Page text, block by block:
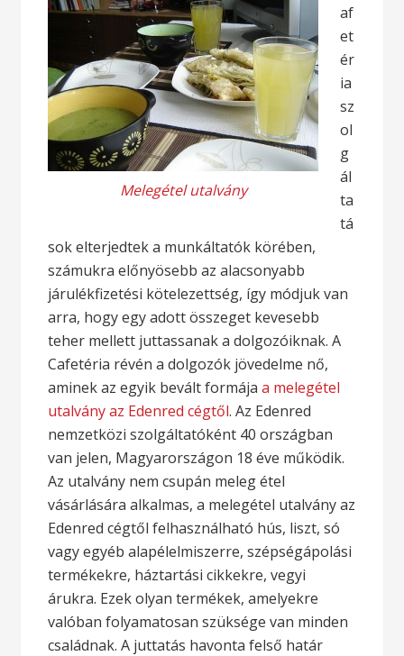
Melegétel utalvány
af
et
ér
ia
sz
ol
g
ál
ta
tá
sok elterjedtek a munkáltatók körében,
számukra előnyösebb az alacsonyabb
járulékfizetési kötelezettség, így módjuk van
arra, hogy egy adott összeget kevesebb
teher mellett juttassanak a dolgozóiknak. A
Cafetéria révén a dolgozók jövedelme nő,
aminek az egyik bevált formájaa melegétel
utalvány az Edenred cégtől. Az Edenred
nemzetközi szolgáltatóként 40 országban
van jelen, Magyarországon 18 éve működik.
Az utalvány nem csupán meleg étel
vásárlására alkalmas, a melegétel utalvány az
Edenred cégtől felhasználható hús, liszt, só
vagy egyéb alapélelmiszerre, szépségápolási
termékekre, háztartási cikkekre, vegyi
árukra. Ezek olyan termékek, amelyekre
valóban folyamatosan szüksége van minden
családnak. A juttatás havonta felső határ